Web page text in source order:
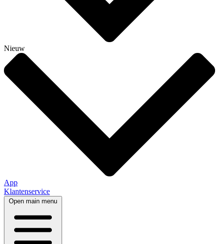
Nieuw
App
Klantenservice
Open main menu